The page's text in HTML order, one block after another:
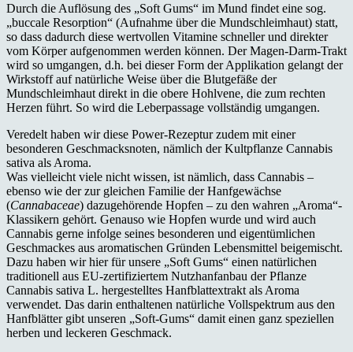
Durch die Auflösung des „Soft Gums“ im Mund findet eine sog.
„buccale Resorption“ (Aufnahme über die Mundschleimhaut) statt,
so dass dadurch diese wertvollen Vitamine schneller und direkter
vom Körper aufgenommen werden können. Der Magen-Darm-Trakt
wird so umgangen, d.h. bei dieser Form der Applikation gelangt der
Wirkstoff auf natürliche Weise über die Blutgefäße der
Mundschleimhaut direkt in die obere Hohlvene, die zum rechten
Herzen führt. So wird die Leberpassage vollständig umgangen.
Veredelt haben wir diese Power-Rezeptur zudem mit einer
besonderen Geschmacksnoten, nämlich der Kultpflanze Cannabis
sativa als Aroma.
Was vielleicht viele nicht wissen, ist nämlich, dass Cannabis –
ebenso wie der zur gleichen Familie der Hanfgewächse
(Cannabaceae) dazugehörende Hopfen – zu den wahren „Aroma“-
Klassikern gehört. Genauso wie Hopfen wurde und wird auch
Cannabis gerne infolge seines besonderen und eigentümlichen
Geschmackes aus aromatischen Gründen Lebensmittel beigemischt.
Dazu haben wir hier für unsere „Soft Gums“ einen natürlichen
traditionell aus EU-zertifiziertem Nutzhanfanbau der Pflanze
Cannabis sativa L. hergestelltes Hanfblattextrakt als Aroma
verwendet. Das darin enthaltenen natürliche Vollspektrum aus den
Hanfblätter gibt unseren „Soft-Gums“ damit einen ganz speziellen
herben und leckeren Geschmack.